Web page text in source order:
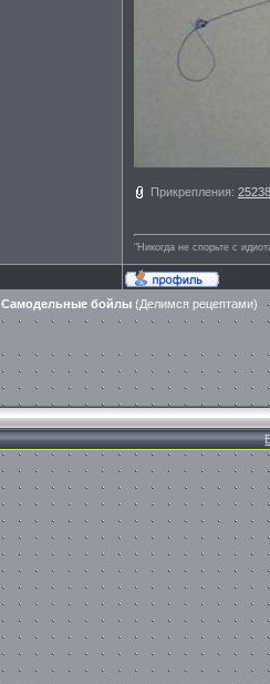
Прикрепления:
"Никогда не спорьте с
Самодельные бойлы (Делимся рецептами)